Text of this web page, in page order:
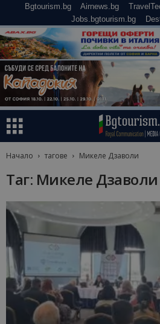
Bgtourism.bg Airnews.bg
Jobs.bgtourism.bg
Начало тагове Микеле Дзаволи
Таг: Микеле Дзаволи